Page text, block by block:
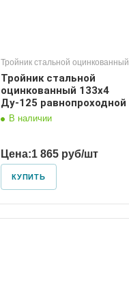
Тройник стальной оцинкованный
Тройник стальной
оцинкованный 133х4
Ду-125 равнопроходной
В наличии
Цена:1 865 руб/шт
КУПИТЬ